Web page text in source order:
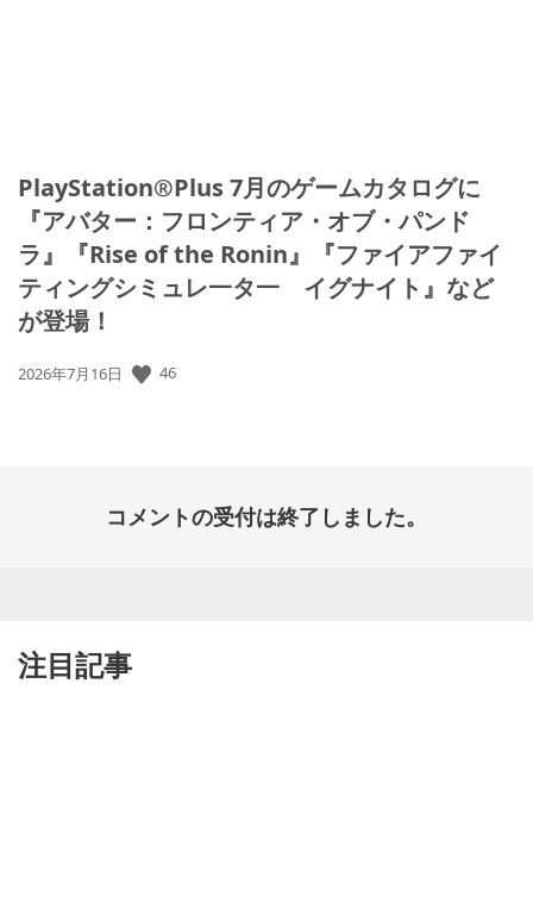
PlayStation®Plus 7月のゲームカタログに
『アバター：フロンティア・オブ・パンド
ラ』『Rise of the Ronin』『ファイアファイ
ティングシミュレ一タ一 イグナイト』など
が登場！
公
2026年7月16日 46
コメントの受付は終了しました。
注目記事